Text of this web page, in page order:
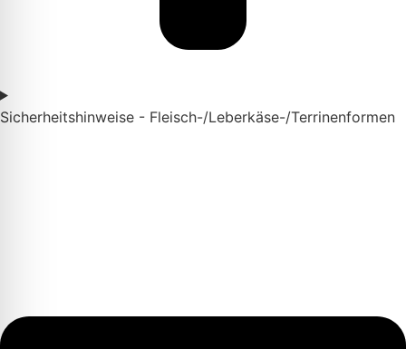
Sicherheitshinweise - Fleisch-/Leberkäse-/Terrinenformen